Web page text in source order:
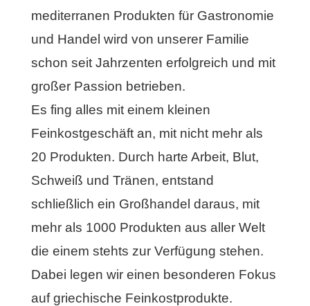
mediterranen Produkten für Gastronomie
und Handel wird von unserer Familie
schon seit Jahrzenten erfolgreich und mit
großer Passion betrieben.
Es fing alles mit einem kleinen
Feinkostgeschäft an, mit nicht mehr als
20 Produkten. Durch harte Arbeit, Blut,
Schweiß und Tränen, entstand
schließlich ein Großhandel daraus, mit
mehr als 1000 Produkten aus aller Welt
die einem stehts zur Verfügung stehen.
Dabei legen wir einen besonderen Fokus
auf griechische Feinkostprodukte.